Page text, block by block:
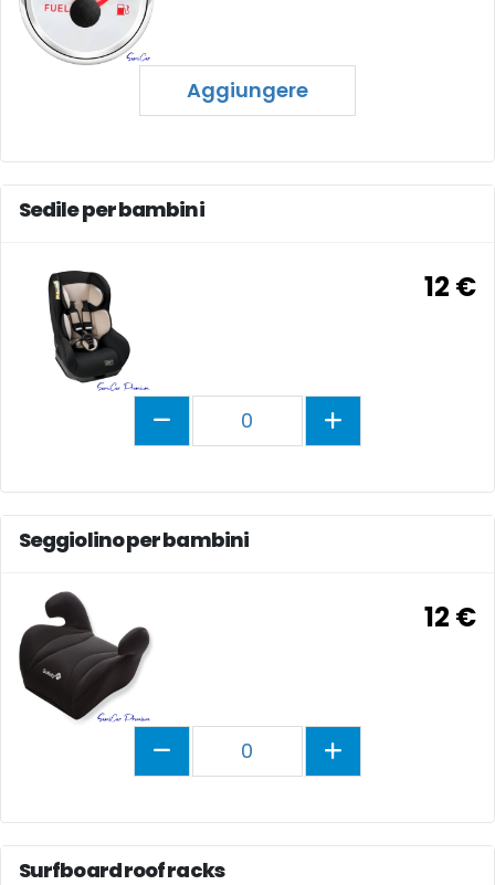
Aggiungere
Sedile per bambini
12 €
0
Seggiolino per bambini
12 €
0
Surfboard roof racks